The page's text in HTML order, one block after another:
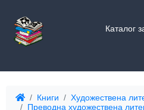
Каталог
Книги
Художествена
Преводна художествена